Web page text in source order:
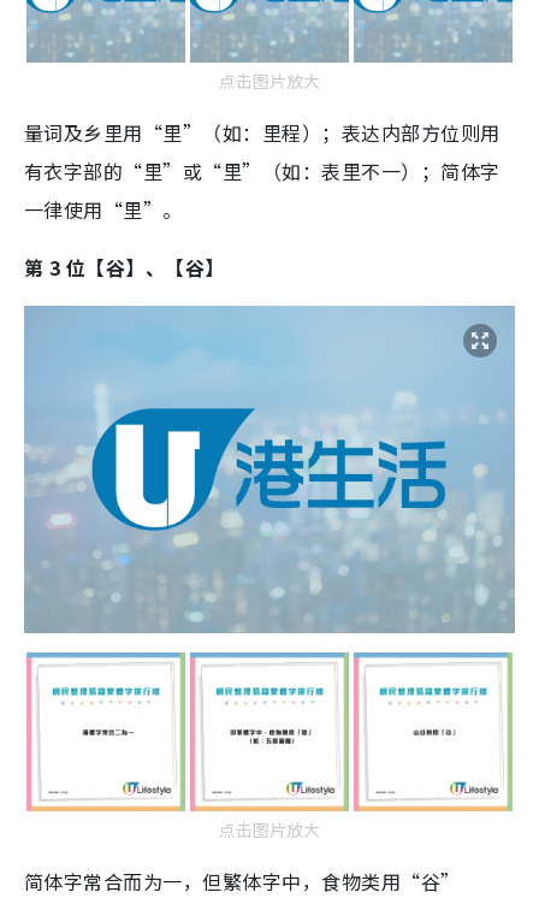
点击图片放大
量词及乡里用“里”（如：里程）；表达内部方位则用
有衣字部的“里”或“里”（如：表里不一）；简体字
一律使用“里”。
第 3 位【谷】、【谷】
点击图片放大
简体字常合而为一，但繁体字中，食物类用“谷”